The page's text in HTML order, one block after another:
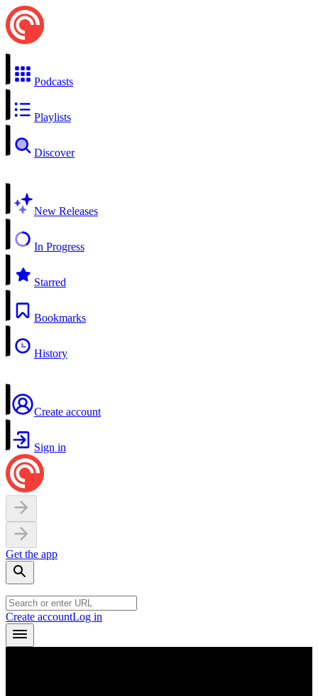
Podcasts
Playlists
Discover
New Releases
In Progress
Starred
Bookmarks
History
Create account
Sign in
Get the app
Create accountLog in